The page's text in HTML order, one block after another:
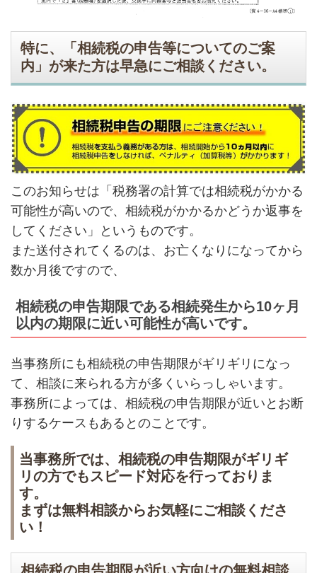
特に、「相続税の申告等についてのご案
内」が来た方は早急にご相談ください。
このお知らせは「税務署の計算では相続税がかかる
可能性が高いので、相続税がかかるかどうか返事を
してください」というものです。
また送付されてくるのは、お亡くなりになってから
数か月後ですので、
相続税の申告期限である相続発生から10ヶ月
以内の期限に近い可能性が高いです。
当事務所にも相続税の申告期限がギリギリになっ
て、相談に来られる方が多くいらっしゃいます。
事務所によっては、相続税の申告期限が近いとお断
りするケースもあるとのことです。
当事務所では、相続税の申告期限がギリギ
リの方でもスピード対応を行っておりま
す。
まずは無料相談からお気軽にご相談くださ
い！
相続税の申告期限が近い方向けの無料相談